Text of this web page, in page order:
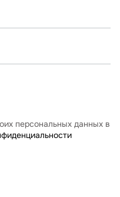
персональных данных в